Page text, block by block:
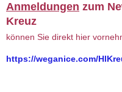
Anmeldungen zum
Kreuz
können Sie direkt hier
https://weganice.com/